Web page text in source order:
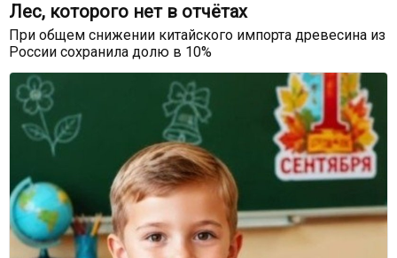
Лес, которого нет в отчётах
При общем снижении китайского импорта древесина из
России сохранила долю в 10%